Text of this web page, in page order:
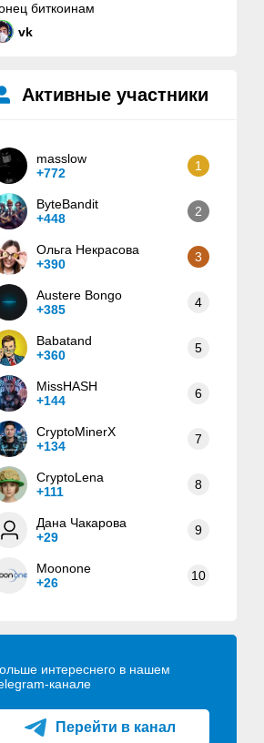
биткоинам
vk
Активные участники
masslow
+772
1
ByteBandit
+448
2
Ольга Некрасова
+390
3
Austere Bongo
+385
4
Babatand
+360
5
MissHASH
+144
6
CryptoMinerX
+134
7
CryptoLena
+111
8
Дана Чакарова
+29
9
Moonone
+26
10
интереснего в нашем
канале
Перейти в канал